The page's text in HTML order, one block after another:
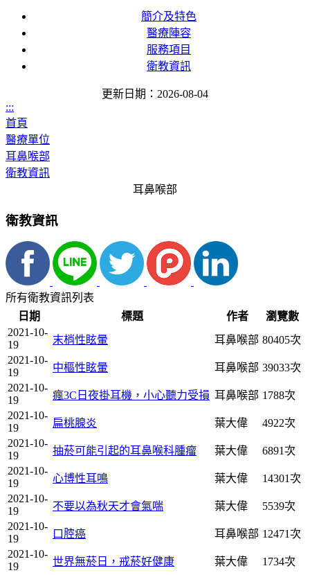
簡介及特色
醫療陣容
服務項目
衛教資訊
更新日期：2026-08-04
:::
首頁
醫療單位
耳鼻喉部
衛教資訊
耳鼻喉部
衛教資訊
所有衛教資訊列表
日期
標題 作者
瀏覽數
2021-10-
19
末梢性眩暈 耳鼻喉部 80405次
2021-10-
19
中樞性眩暈 耳鼻喉部 39033次
2021-10-
19
瘋3C日夜掛耳機，小心聽力受損 耳鼻喉部 1788次
2021-10-
19
扁桃腺炎 葉大偉
4922次
2021-10-
19
抽菸可能引起的耳鼻喉科腫瘤 葉大偉
6891次
2021-10-
19
心博性耳鳴 葉大偉
14301次
2021-10-
19
不要以為秋天才會氣喘 葉大偉
5539次
2021-10-
19
口腔癌 耳鼻喉部 12471次
2021-10-
19
世界無菸日，戒菸好健康 葉大偉
1734次